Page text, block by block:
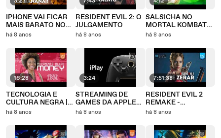
IPHONE VAI FICAR
MAIS BARATO NO
BRASIL?
há 8 anos
16:28
TECNOLOGIA E
CULTURA NEGRA |
Mentes da Tecnologia
há 8 anos
RESIDENT EVIL 2: O
JULGAMENTO
há 8 anos
3:24
STREAMING DE
GAMES DA APPLE
VEM AÍ?
há 8 anos
SALSICHA NO
MORTAL KOMBAT
11? ENTENDA ESSA
há 8 anos
7:51:38
RESIDENT EVIL 2
REMAKE -
GAMEPLAY
(CLAIRE)
há 8 anos